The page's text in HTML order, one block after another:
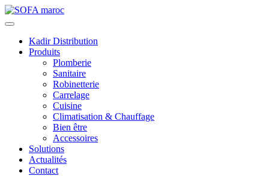
Kadir Distribution
Produits
Plomberie
Sanitaire
Robinetterie
Carrelage
Cuisine
Climatisation & Chauffage
Bien être
Accessoires
Solutions
Actualités
Contact